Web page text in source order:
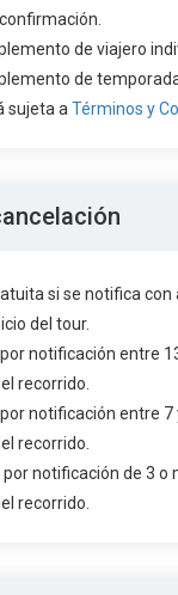
de viajero
de
sujeta a Términos y
si se notifica con
del tour.
notificación entre
recorrido.
notificación entre 7
recorrido.
por notificación de 3 o
recorrido.